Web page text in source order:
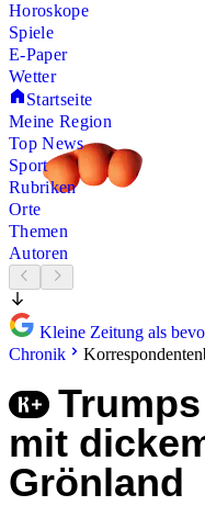
Horoskope
Spiele
E-Paper
Wetter
Startseite
Meine Region
Top News
Sport
Rubriken
Orte
Themen
Autoren
Kleine Zeitung als
Chronik
mit
Grönland